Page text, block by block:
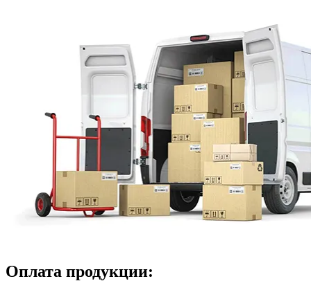
Оплата продукции: